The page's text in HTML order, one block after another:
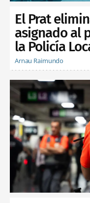
El Prat
asignado al
la Policía
Arnau Raimundo